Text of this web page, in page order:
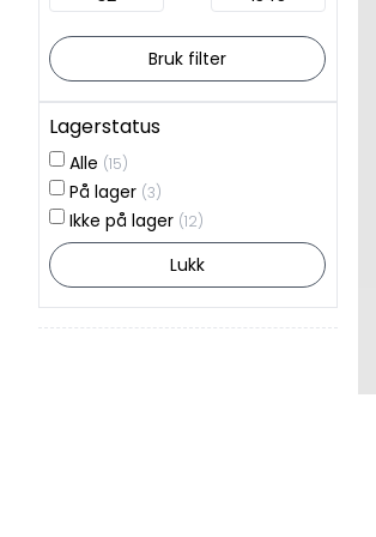
Bruk filter
Lagerstatus
Alle (15)
På lager (3)
Ikke på lager (12)
Lukk